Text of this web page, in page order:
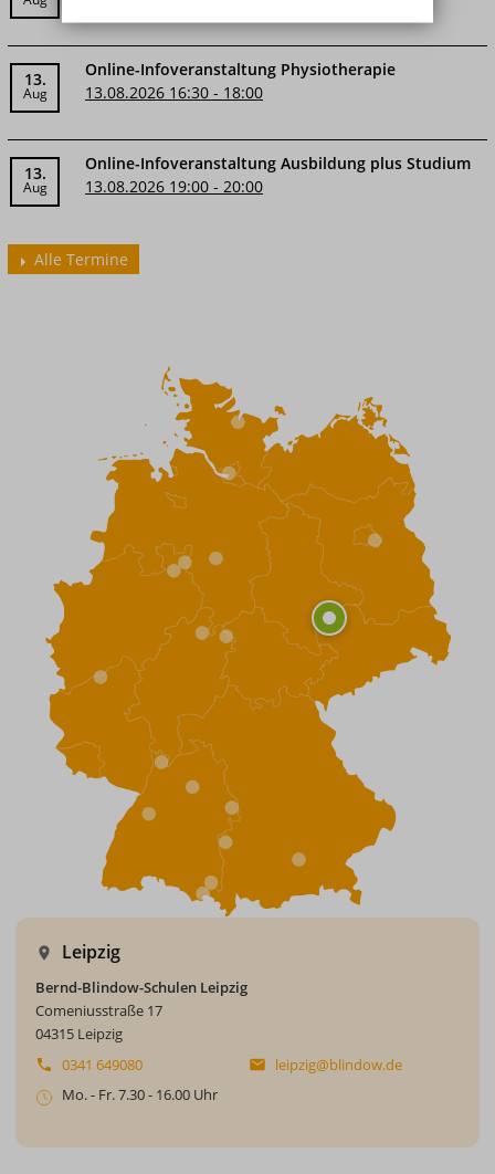
13.
Aug
Online-Infoveranstaltung Physiotherapie
13.08.2026 16:30 - 18:00
13.
Aug
Online-Infoveranstaltung Ausbildung plus Studium
13.08.2026 19:00 - 20:00
Alle Termine
Leipzig
Bernd-Blindow-Schulen Leipzig
Comeniusstraße 17
04315 Leipzig
0341 649080
leipzig@blindow.de
Mo. - Fr. 7.30 - 16.00 Uhr